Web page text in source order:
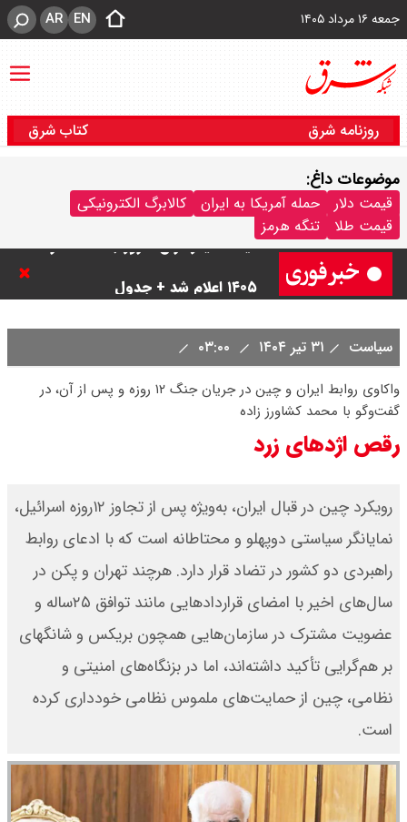
جمعه ۱۶ مرداد ۱۴۰۵ EN
AR
روزنامه شرق کتاب شرق
موضوعات داغ:
قیمت دلار حمله آمریکا به ایران
کالابرگ الکترونیکی
قیمت طلا
تنگه هرمز
۱۴۰۵ اعلام شد/ کاهش قیمت سکه
قیمت طلا ۲۴ عیار امروز جمعه ۱۶ مرداد
۱۴۰۵/ صعود طلا ادامه‌دار شد
۱۴۰۵ اعلام شد/ طلا بر مدار صعود
قیمت نفت امروز جمعه ۱۶ مرداد ۱۴۰۵
/ نفت صعودی شد + جدول
سیاست ۳۱ تیر ۱۴۰۴
واکاوی روابط ایران و چین در جریان جنگ ۱۲ روزه و پس از آن، در
گفت‌وگو با محمد کشاورز زاده
رقص اژدهای زرد
رویکرد چین در قبال ایران، به‌ویژه پس از تجاوز ۱۲‌روزه اسرائیل،
نمایانگر سیاستی دوپهلو و محتاطانه است که با ادعای روابط
راهبردی دو کشور در تضاد قرار دارد. هرچند تهران و پکن در
سال‌های اخیر با امضای قراردادهایی مانند توافق ۲۵‌ساله و
عضویت مشترک در سازمان‌هایی همچون بریکس و شانگهای
بر هم‌گرایی تأکید داشته‌اند، اما در بزنگاه‌های امنیتی و
نظامی، چین از حمایت‌های ملموس نظامی خودداری کرده
است.